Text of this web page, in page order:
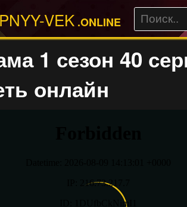
VEK .ONLINE
1 сезон 40
онлайн